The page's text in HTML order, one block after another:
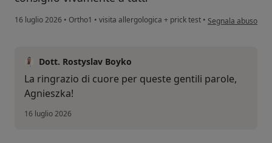
16 luglio 2026 • Ortho1 • visita allergologica + prick test • secondo
Segnala abuso
Dott. Rostyslav Boyko
La ringrazio di cuore per queste gentili parole,
Agnieszka!
16 luglio 2026